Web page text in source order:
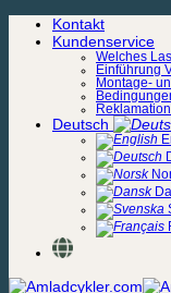
Zum
Inhalt
Kontakt
Kundenservice
Welches
Einführung
Montage-
Deutsch